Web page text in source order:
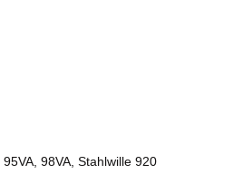
98VA, Stahlwille 920